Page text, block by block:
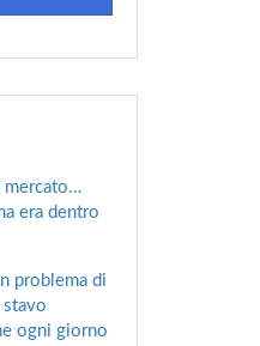
mercato…
era dentro
problema di
ogni giorno